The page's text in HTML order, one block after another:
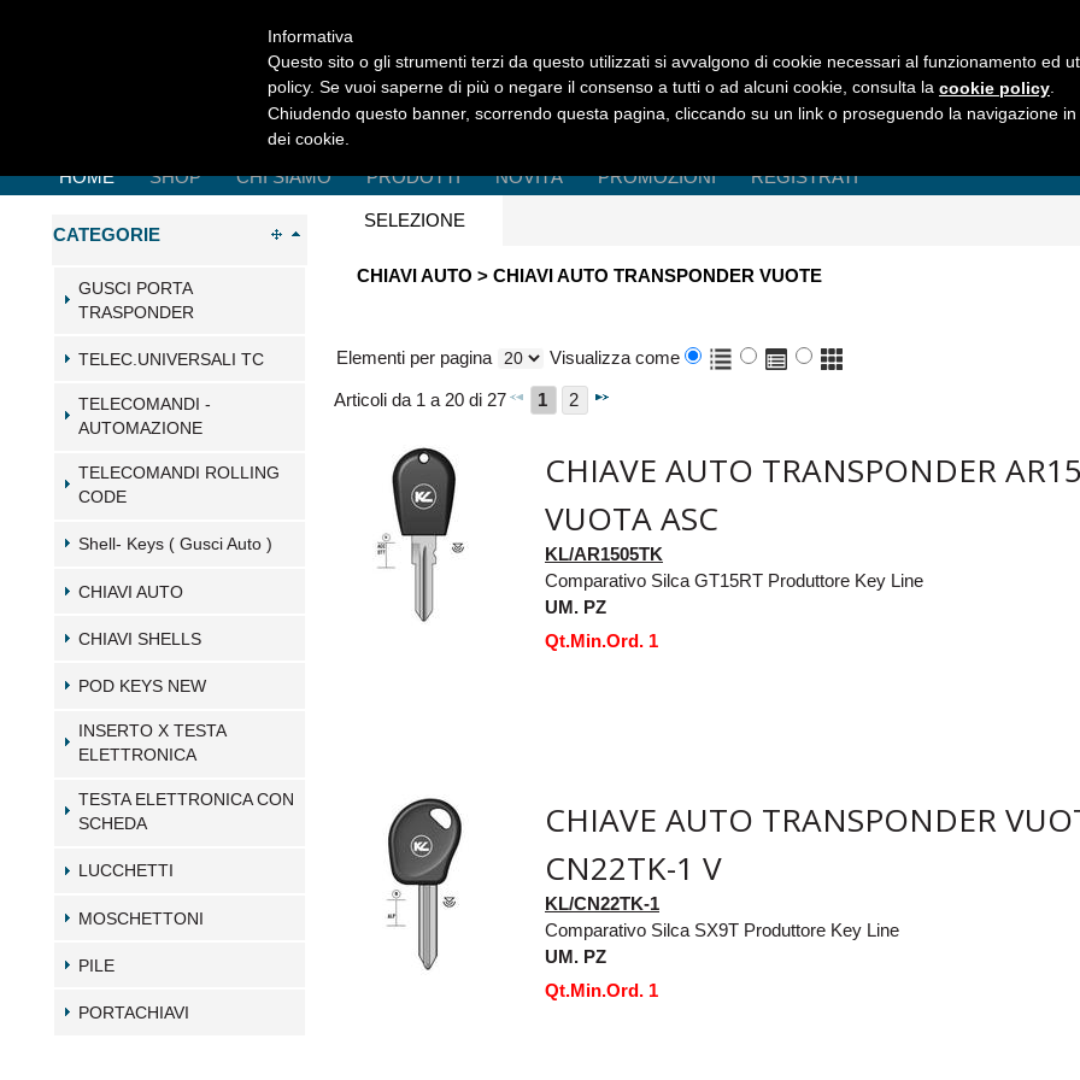
HOME SHOP CHI SIAMO PRODOTTI NOVITÀ PROMOZIONI REGISTRATI
CATEGORIE
GUSCI PORTA
TRASPONDER
TELEC.UNIVERSALI TC
TELECOMANDI -
AUTOMAZIONE
TELECOMANDI ROLLING
CODE
Shell- Keys ( Gusci Auto )
CHIAVI AUTO
CHIAVI SHELLS
POD KEYS NEW
INSERTO X TESTA
ELETTRONICA
TESTA ELETTRONICA CON
SCHEDA
LUCCHETTI
MOSCHETTONI
PILE
PORTACHIAVI
SELEZIONE
CHIAVI AUTO > CHIAVI AUTO TRANSPONDER VUOTE
Elementi per pagina Visualizza come
Articoli da 1 a 20 di 27 1 2
CHIAVE AUTO TRANSPONDER
VUOTA ASC
KL/AR1505TK
Comparativo Silca GT15RT Produttore Key Line
UM. PZ
Qt.Min.Ord. 1
CHIAVE AUTO TRANSPONDER
CN22TK-1 V
KL/CN22TK-1
Comparativo Silca SX9T Produttore Key Line
UM. PZ
Qt.Min.Ord. 1
Informativa
Questo sito o gli strumenti terzi da questo utilizzati si avvalgono di cookie necessari al funzionamento ed
policy. Se vuoi saperne di più o negare il consenso a tutti o ad alcuni cookie, consulta la cookie policy
Chiudendo questo banner, scorrendo questa pagina, cliccando su un link o proseguendo la navigazione
dei cookie.